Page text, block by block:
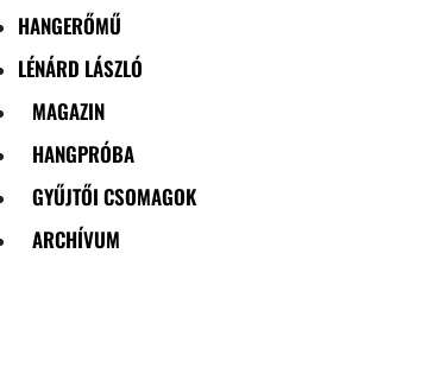
HANGERŐMŰ
LÉNÁRD LÁSZLÓ
MAGAZIN
HANGPRÓBA
GYŰJTŐI CSOMAGOK
ARCHÍVUM